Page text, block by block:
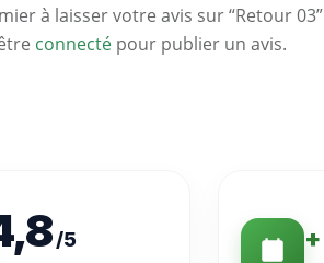
à laisser votre avis sur “Retour 03”
connecté pour publier un avis.
/5 +